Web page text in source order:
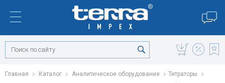
Главная Каталог Аналитическое оборудование Титраторы